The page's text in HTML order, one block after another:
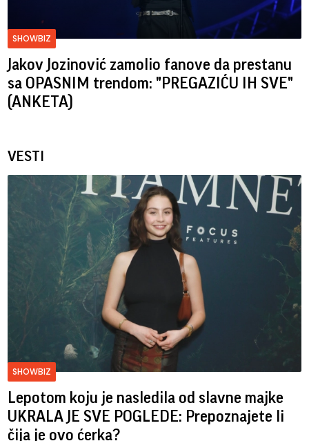
SHOWBIZ
Jakov Jozinović zamolio fanove da prestanu
sa OPASNIM trendom: "PREGAZIĆU IH SVE"
(ANKETA)
VESTI
SHOWBIZ
Lepotom koju je nasledila od slavne majke
UKRALA JE SVE POGLEDE: Prepoznajete li
čija je ovo ćerka?